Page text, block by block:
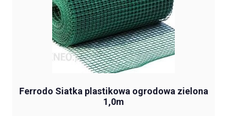
Ferrodo Siatka plastikowa ogrodowa zielona
1,0m